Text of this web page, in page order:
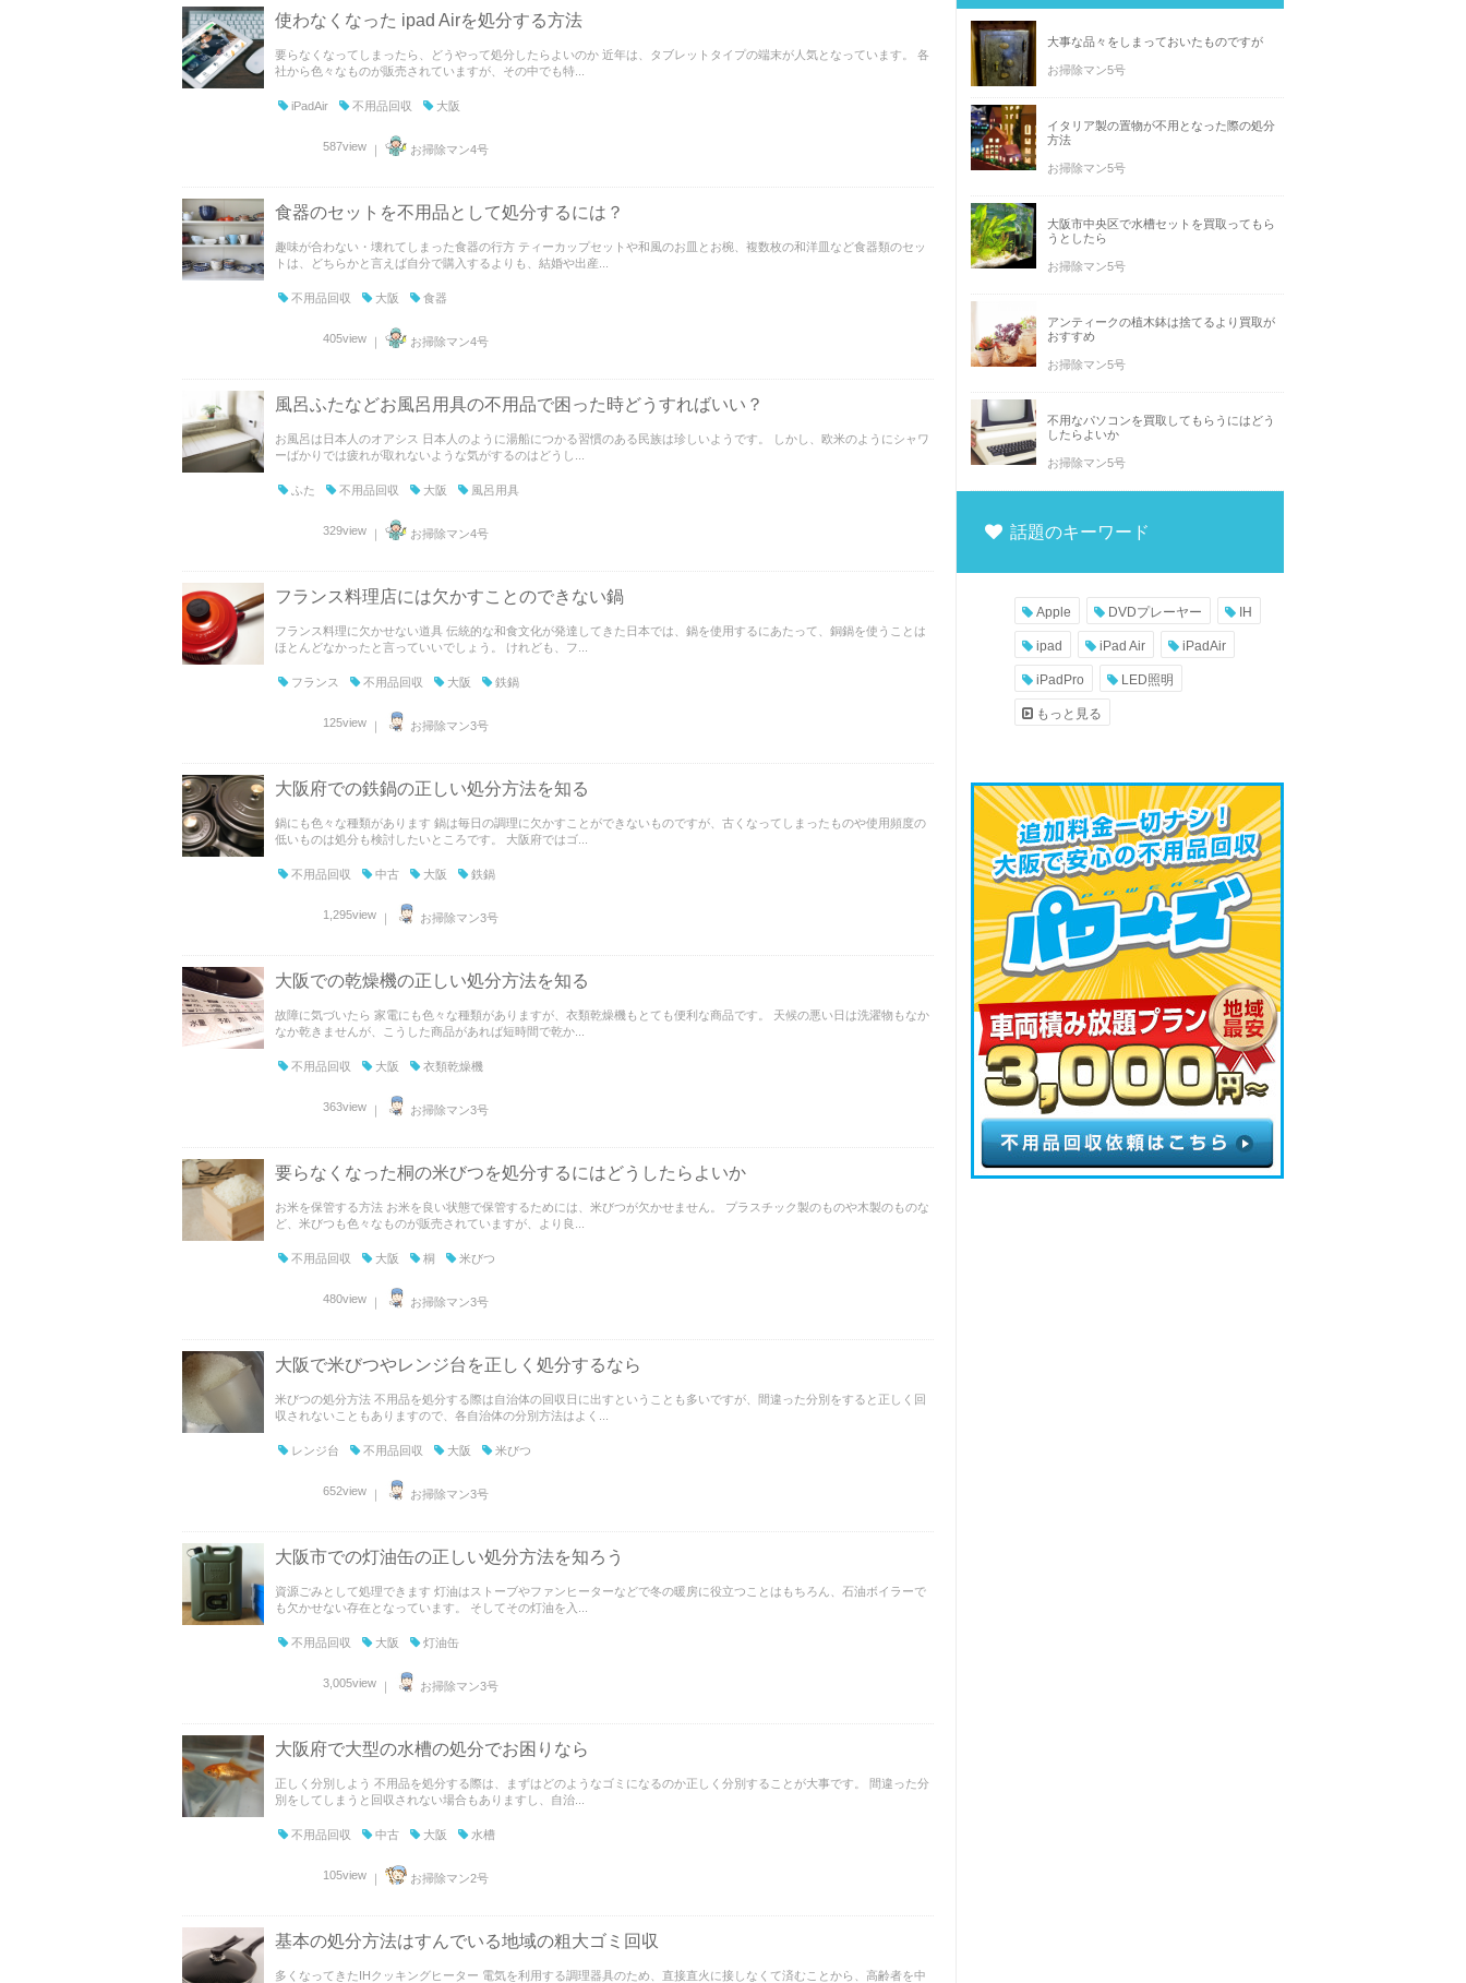
使わなくなった ipad Airを処分する方法
要らなくなってしまったら、どうやって処分したらよいのか 近年は、タブレットタイプの端末が人気となっています。 各
社から色々なものが販売されていますが、その中でも特...
iPadAir 不用品回収 大阪
587view ｜ お掃除マン4号
食器のセットを不用品として処分するには？
趣味が合わない・壊れてしまった食器の行方 ティーカップセットや和風のお皿とお椀、複数枚の和洋皿など食器類のセッ
トは、どちらかと言えば自分で購入するよりも、結婚や出産...
不用品回収 大阪 食器
405view ｜ お掃除マン4号
風呂ふたなどお風呂用具の不用品で困った時どうすればいい？
お風呂は日本人のオアシス 日本人のように湯船につかる習慣のある民族は珍しいようです。 しかし、欧米のようにシャワ
ーばかりでは疲れが取れないような気がするのはどうし...
ふた 不用品回収 大阪 風呂用具
329view ｜ お掃除マン4号
フランス料理店には欠かすことのできない鍋
フランス料理に欠かせない道具 伝統的な和食文化が発達してきた日本では、鍋を使用するにあたって、銅鍋を使うことは
ほとんどなかったと言っていいでしょう。 けれども、フ...
フランス 不用品回収 大阪 鉄鍋
125view ｜ お掃除マン3号
大阪府での鉄鍋の正しい処分方法を知る
鍋にも色々な種類があります 鍋は毎日の調理に欠かすことができないものですが、古くなってしまったものや使用頻度の
低いものは処分も検討したいところです。 大阪府ではゴ...
不用品回収 中古 大阪 鉄鍋
1,295view ｜ お掃除マン3号
大阪での乾燥機の正しい処分方法を知る
故障に気づいたら 家電にも色々な種類がありますが、衣類乾燥機もとても便利な商品です。 天候の悪い日は洗濯物もなか
なか乾きませんが、こうした商品があれば短時間で乾か...
不用品回収 大阪 衣類乾燥機
363view ｜ お掃除マン3号
要らなくなった桐の米びつを処分するにはどうしたらよいか
お米を保管する方法 お米を良い状態で保管するためには、米びつが欠かせません。 プラスチック製のものや木製のものな
ど、米びつも色々なものが販売されていますが、より良...
不用品回収 大阪 桐 米びつ
480view ｜ お掃除マン3号
大阪で米びつやレンジ台を正しく処分するなら
米びつの処分方法 不用品を処分する際は自治体の回収日に出すということも多いですが、間違った分別をすると正しく回
収されないこともありますので、各自治体の分別方法はよく...
レンジ台 不用品回収 大阪 米びつ
652view ｜ お掃除マン3号
大阪市での灯油缶の正しい処分方法を知ろう
資源ごみとして処理できます 灯油はストーブやファンヒーターなどで冬の暖房に役立つことはもちろん、石油ボイラーで
も欠かせない存在となっています。 そしてその灯油を入...
不用品回収 大阪 灯油缶
3,005view ｜ お掃除マン3号
大阪府で大型の水槽の処分でお困りなら
正しく分別しよう 不用品を処分する際は、まずはどのようなゴミになるのか正しく分別することが大事です。 間違った分
別をしてしまうと回収されない場合もありますし、自治...
不用品回収 中古 大阪 水槽
105view ｜ お掃除マン2号
基本の処分方法はすんでいる地域の粗大ゴミ回収
多くなってきたIHクッキングヒーター 電気を利用する調理器具のため、直接直火に接しなくて済むことから、高齢者を中
大事な品々をしまっておいたものですが
お掃除マン5号
イタリア製の置物が不用となった際の処分
方法
お掃除マン5号
大阪市中央区で水槽セットを買取ってもら
うとしたら
お掃除マン5号
アンティークの植木鉢は捨てるより買取が
おすすめ
お掃除マン5号
不用なパソコンを買取してもらうにはどう
したらよいか
お掃除マン5号
話題のキーワード
Apple DVDプレーヤー IH
ipad iPad Air iPadAir
iPadPro LED照明
もっと見る